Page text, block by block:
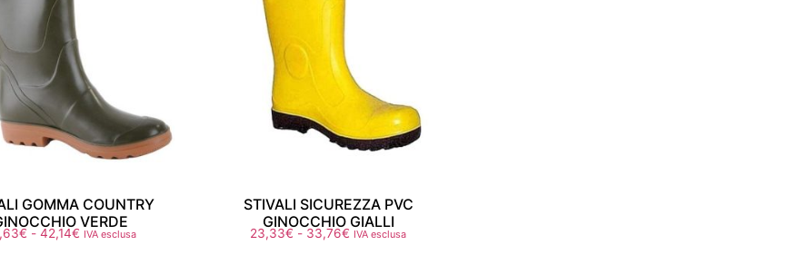
GOMMA COUNTRY
VERDE
€ - 42,14€ IVA esclusa
STIVALI SICUREZZA PVC
GINOCCHIO GIALLI
23,33€ - 33,76€ IVA esclusa